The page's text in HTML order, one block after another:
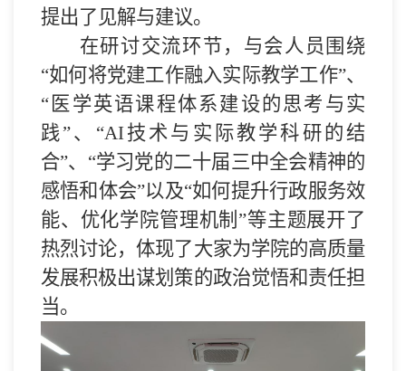
提出了 见解与建议。
在研讨交流环节， 与会人员 围绕
“如何将党建工作融入实际教学工作”、
“医学英语课程体系建设的思考与实
践”、 “AI技术与实际教学科研的结
合”、“学习党的二十届三中全会精神的
感悟和体会”以及“如何提升行政服务效
能、优化学院管理机制 ”等主题展开了
热烈讨论，体现了大家为学院的高质量
发展积极出谋划策的政治觉悟和责任担
当。